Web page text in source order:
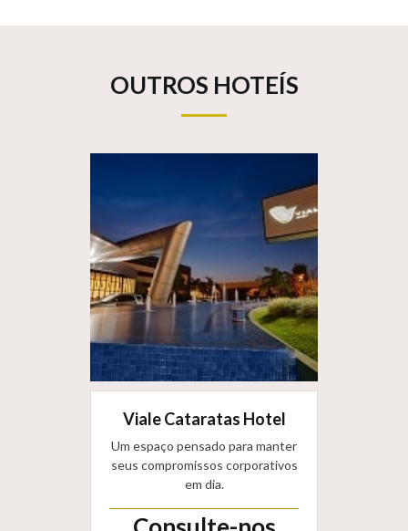
OUTROS HOTEÍS
Viale Cataratas Hotel
Um espaço pensado para manter
seus compromissos corporativos
em dia.